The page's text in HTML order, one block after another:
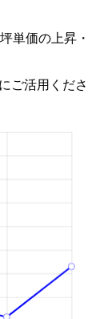
単価の上昇・
ご活用くださ